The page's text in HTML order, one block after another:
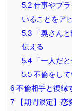
5.2仕事やプラ
いることをア
5.3「奥さんと
伝える
5.4「一人だと
5.5不倫をして
6 不倫相手と復縁
7 【期間限定】